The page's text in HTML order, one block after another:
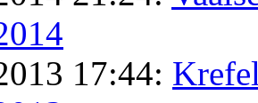
17:44: